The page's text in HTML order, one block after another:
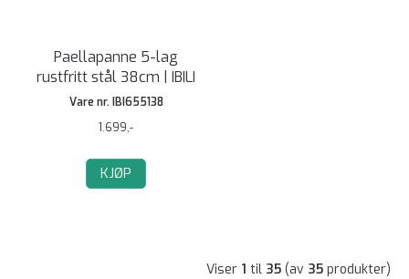
Paellapanne 5-lag
rustfritt stål 38cm | IBILI
Vare nr. IBI655138
1.699,-
KJØP
Viser 1 til 35 (av 35 produkter)